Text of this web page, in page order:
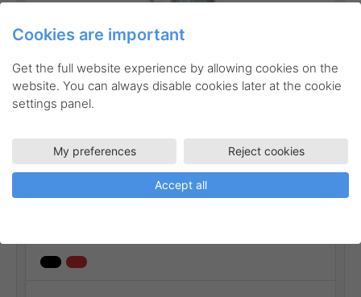
Go to product
Twist-Erase 0,7mm
Cookies are important
Get the full website experience by allowing cookies on the
website. You can always disable cookies later at the cookie
settings panel.
My preferences Reject cookies
Accept all